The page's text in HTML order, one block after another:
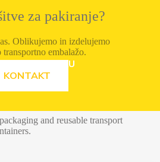
za pakiranje?
Oblikujemo in izdelujemo
transportno embalažo.
SI PONUKU
KONTAKT
and reusable transport